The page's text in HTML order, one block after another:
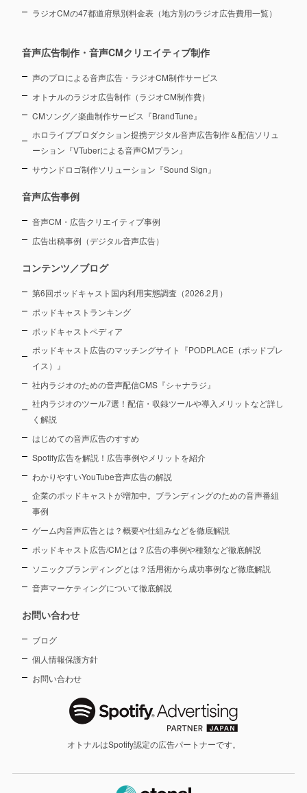
ラジオCMの47都道府県別料金表（地方別のラジオ広告費用一覧）
音声広告制作・音声CMクリエイティブ制作
声のプロによる音声広告・ラジオCM制作サービス
オトナルのラジオ広告制作（ラジオCM制作費）
CMソング／楽曲制作サービス『BrandTune』
ホロライブプロダクション提携デジタル音声広告制作＆配信ソリュ
ーション 『VTuberによる音声CMプラン』
サウンドロゴ制作ソリューション『Sound Sign』
音声広告事例
音声CM・広告クリエイティブ事例
広告出稿事例（デジタル音声広告）
コンテンツ／ブログ
第6回ポッドキャスト国内利用実態調査（2026.2月）
ポッドキャストランキング
ポッドキャストペディア
ポッドキャスト広告のマッチングサイト『PODPLACE（ポッドプレ
イス）』
社内ラジオのための音声配信CMS『シャナラジ』
社内ラジオのツール7選！配信・収録ツールや導入メリットなど詳し
く解説
はじめての音声広告のすすめ
Spotify広告を解説！広告事例やメリットを紹介
わかりやすいYouTube音声広告の解説
企業のポッドキャストが増加中。ブランディングのための音声番組
事例
ゲーム内音声広告とは？概要や仕組みなどを徹底解説
ポッドキャスト広告/CMとは？広告の事例や種類など徹底解説
ソニックブランディングとは？活用術から成功事例など徹底解説
音声マーケティングについて徹底解説
お問い合わせ
ブログ
個人情報保護方針
お問い合わせ
オトナルはSpotify認定の広告パートナーです。